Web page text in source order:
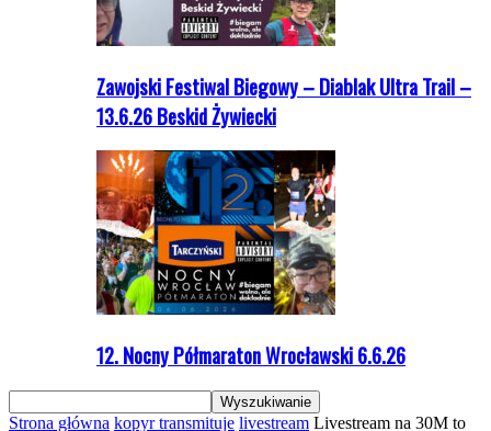
Zawojski Festiwal Biegowy – Diablak Ultra Trail –
13.6.26 Beskid Żywiecki
12. Nocny Półmaraton Wrocławski 6.6.26
Strona główna kopyr transmituje livestream Livestream na 30M to